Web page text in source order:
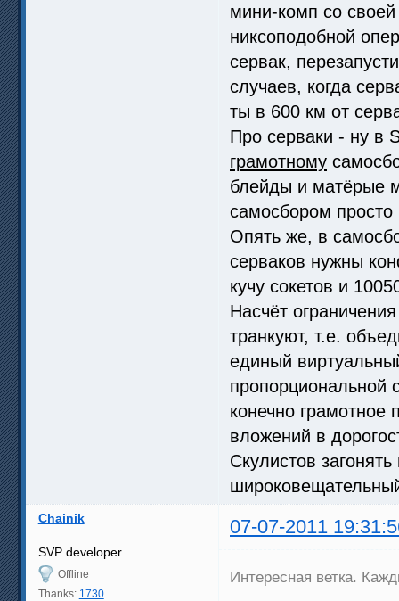
мини-комп со своей
никсоподобной
сервак,
случаев, когда
ты в 600 км от
Про серваки - ну в
грамотному
блейды и матёрые
самосбором просто
Опять же, в
серваков нужны
кучу сокетов и
Насчёт
транкуют, т.е.
единый
пропорциональной
конечно грамотное
вложений в
Скулистов
Chainik 07-07-2011
SVP developer
Offline
Thanks: 1730
Интересная ветка.